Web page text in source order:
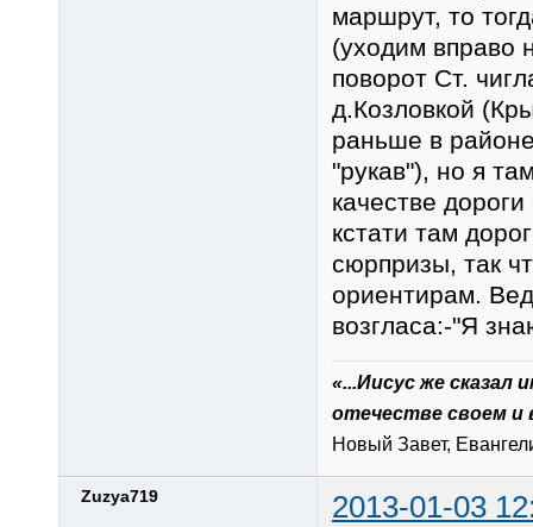
маршрут, то
(уходим вправо
поворот Ст.
д.Козловкой
раньше в
"рукав"), но я
качестве
кстати там
сюрпризы, так
ориентирам.
возгласа:-"Я
«...Иисус же сказал
отечестве своем и
Новый Завет,
Zuzya719 2013-01-03